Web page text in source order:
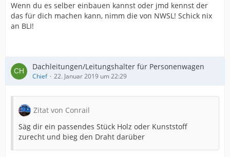
Wenn du es selber einbauen kannst oder jmd kennst der
das für dich machen kann, nimm die von NWSL! Schick nix
an BLI!
Dachleitungen/Leitungshalter für Personenwagen
Chief 22. Januar 2019 um 22:29
Zitat von Conrail
Säg dir ein passendes Stück Holz oder Kunststoff
zurecht und bieg den Draht darüber